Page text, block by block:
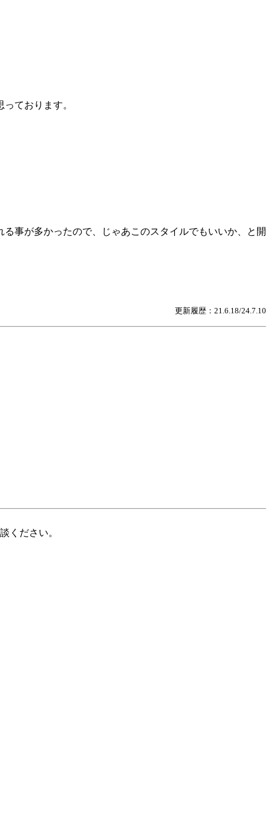
ております。
事が多かったので、じゃあこのスタイルでもいいか、と開
更新履歴：21.6.18/24.7.10
ください。